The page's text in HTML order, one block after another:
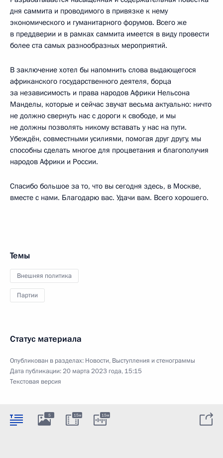
дня саммита и проводимого в привязке к нему
экономического и гуманитарного форумов. Всего же
в преддверии и в рамках саммита имеется в виду провести
более ста самых разнообразных мероприятий.
В заключение хотел бы напомнить слова выдающегося
африканского государственного деятеля, борца
за независимость и права народов Африки Нельсона
Манделы, которые и сейчас звучат весьма актуально: ничто
не должно свернуть нас с дороги к свободе, и мы
не должны позволять никому вставать у нас на пути.
Убеждён, совместными усилиями, помогая друг другу, мы
способны сделать многое для процветания и благополучия
народов Африки и России.
Спасибо большое за то, что вы сегодня здесь, в Москве,
вместе с нами. Благодарю вас. Удачи вам. Всего хорошего.
Темы
Внешняя политика
Партии
Статус материала
Опубликован в разделах: Новости, Выступления и стенограммы
Дата публикации:20 марта 2023 года, 15:15
Текстовая версия
5 15м 15м